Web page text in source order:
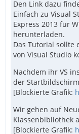
Den Link dazu
Einfach zu Visual
Express 2013 für
herunterladen.
Das Tutorial sollte
von Visual Studio
Nachdem ihr VS
der
[Blockierte Grafik:
Wir gehen auf
Klassenbibliothek
[Blockierte Grafik: